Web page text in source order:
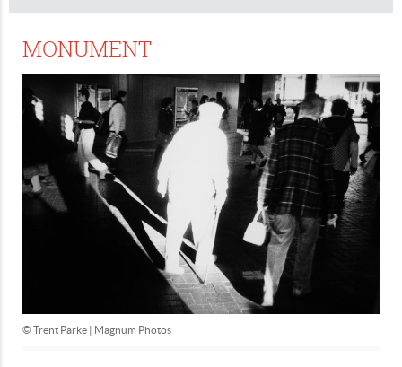
MONUMENT
© Trent Parke | Magnum Photos